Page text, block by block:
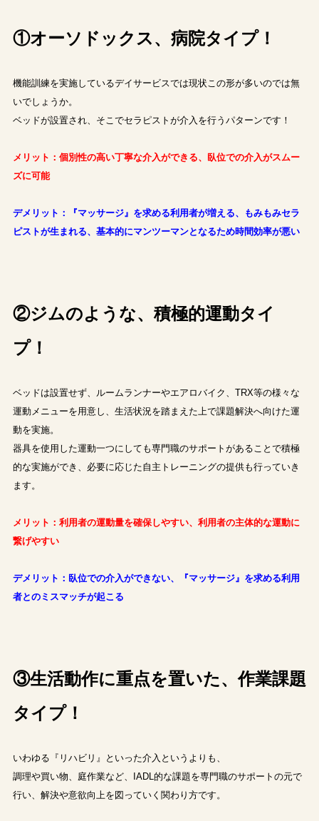
①オーソドックス、病院タイプ！
機能訓練を実施しているデイサービスでは現状この形が多いのでは無
いでしょうか。
ベッドが設置され、そこでセラピストが介入を行うパターンです！
メリット：個別性の高い丁寧な介入ができる、臥位での介入がスムー
ズに可能
デメリット：『マッサージ』を求める利用者が増える、もみもみセラ
ピストが生まれる、基本的にマンツーマンとなるため時間効率が悪い
②ジムのような、積極的運動タイ
プ！
ベッドは設置せず、ルームランナーやエアロバイク、TRX等の様々な
運動メニューを用意し、生活状況を踏まえた上で課題解決へ向けた運
動を実施。
器具を使用した運動一つにしても専門職のサポートがあることで積極
的な実施ができ、必要に応じた自主トレーニングの提供も行っていき
ます。
メリット：利用者の運動量を確保しやすい、利用者の主体的な運動に
繋げやすい
デメリット：臥位での介入ができない、『マッサージ』を求める利用
者とのミスマッチが起こる
③生活動作に重点を置いた、作業課題
タイプ！
いわゆる『リハビリ』といった介入というよりも、
調理や買い物、庭作業など、IADL的な課題を専門職のサポートの元で
行い、解決や意欲向上を図っていく関わり方です。